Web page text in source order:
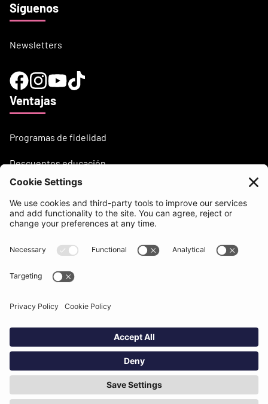
Síguenos
Newsletters
Ventajas
Programas de fidelidad
Descuentos educación
¿Necesitas ayuda?
support@beatsurfing.com
Base de conocimientos
BEATSURFING Blog
Aspectos legales